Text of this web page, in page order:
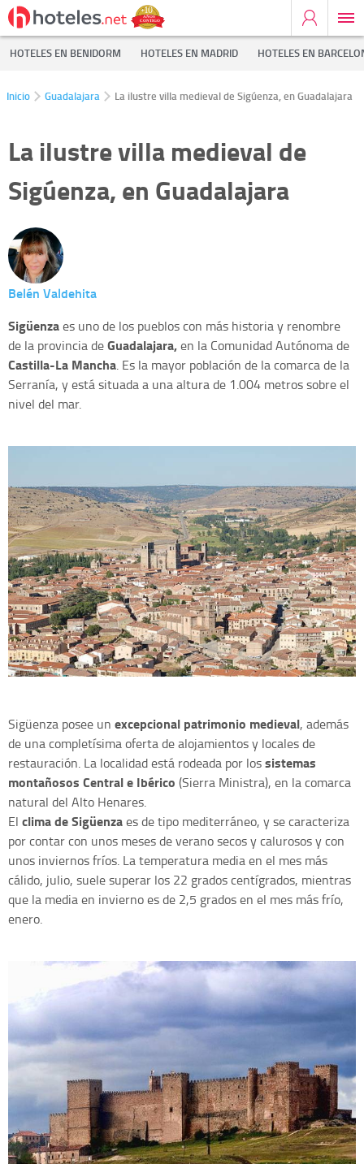
HOTELES EN BENIDORM HOTELES EN MADRID HOTELES EN
Inicio Guadalajara La ilustre villa medieval de Sigúenza, en Guadalajara
La ilustre villa medieval de
Sigúenza, en Guadalajara
Belén Valdehita
Sigüenzaes uno de los pueblos con más historia y renombre
de la provincia deGuadalajara,en la Comunidad Autónoma de
Castilla-La Mancha. Es la mayor población de la comarca de la
Serranía, y está situada a una altura de 1.004 metros sobre el
nivel del mar.
Sigüenza posee un excepcional patrimonio medieval, además
de una completísima oferta de alojamientos y locales de
restauración. La localidad está rodeada por lossistemas
montañosos Central e Ibérico (Sierra Ministra), en la comarca
natural del Alto Henares.
El clima de Sigüenzaes de tipo mediterráneo, y se caracteriza
por contar con unos meses de verano secos y calurosos y con
unos inviernos fríos. La temperatura media en el mes más
cálido, julio, suele superar los 22 grados centígrados, mientras
que la media en invierno es de 2,5 grados en el mes más frío,
enero.